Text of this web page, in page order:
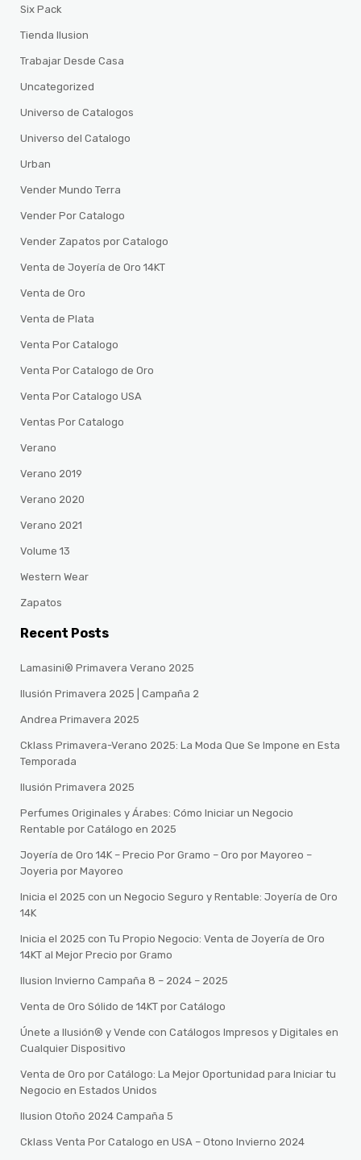
Six Pack
Tienda Ilusion
Trabajar Desde Casa
Uncategorized
Universo de Catalogos
Universo del Catalogo
Urban
Vender Mundo Terra
Vender Por Catalogo
Vender Zapatos por Catalogo
Venta de Joyería de Oro 14KT
Venta de Oro
Venta de Plata
Venta Por Catalogo
Venta Por Catalogo de Oro
Venta Por Catalogo USA
Ventas Por Catalogo
Verano
Verano 2019
Verano 2020
Verano 2021
Volume 13
Western Wear
Zapatos
Recent Posts
Lamasini® Primavera Verano 2025
Ilusión Primavera 2025 | Campaña 2
Andrea Primavera 2025
Cklass Primavera-Verano 2025: La Moda Que Se Impone en Esta
Temporada
Ilusión Primavera 2025
Perfumes Originales y Árabes: Cómo Iniciar un Negocio
Rentable por Catálogo en 2025
Joyería de Oro 14K – Precio Por Gramo – Oro por Mayoreo –
Joyeria por Mayoreo
Inicia el 2025 con un Negocio Seguro y Rentable: Joyería de Oro
14K
Inicia el 2025 con Tu Propio Negocio: Venta de Joyería de Oro
14KT al Mejor Precio por Gramo
Ilusion Invierno Campaña 8 – 2024 – 2025
Venta de Oro Sólido de 14KT por Catálogo
Únete a Ilusión® y Vende con Catálogos Impresos y Digitales en
Cualquier Dispositivo
Venta de Oro por Catálogo: La Mejor Oportunidad para Iniciar tu
Negocio en Estados Unidos
Ilusion Otoño 2024 Campaña 5
Cklass Venta Por Catalogo en USA – Otono Invierno 2024